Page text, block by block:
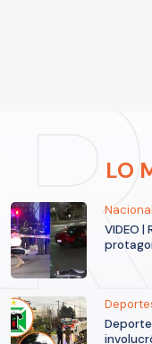
LO
Nacional
VIDEO